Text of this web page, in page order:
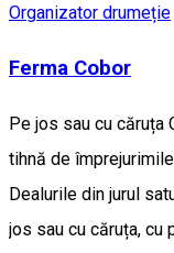
Organizator drumeție
Ferma Cobor
Pe jos sau cu căruța
tihnă de
Dealurile din jurul
jos sau cu căruța, cu